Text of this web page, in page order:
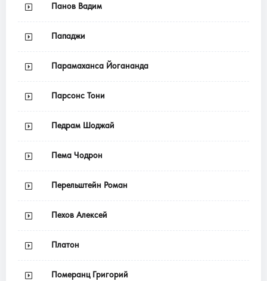
Панов Вадим
Пападжи
Парамаханса Йогананда
Парсонс Тони
Педрам Шоджай
Пема Чодрон
Перельштейн Роман
Пехов Алексей
Платон
Померанц Григорий